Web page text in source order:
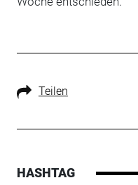
Teilen
HASHTAG